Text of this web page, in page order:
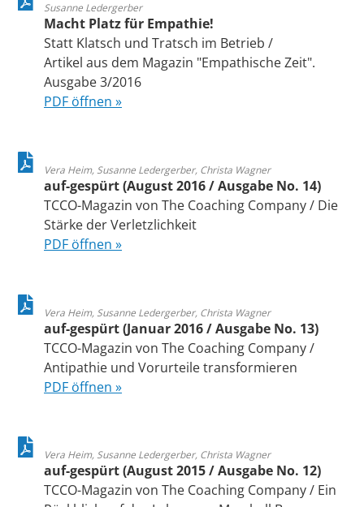
Susanne Ledergerber
Macht Platz für Empathie!
Statt Klatsch und Tratsch im Betrieb /
Artikel aus dem Magazin "Empathische Zeit".
Ausgabe 3/2016
PDF öffnen »
Vera Heim, Susanne Ledergerber, Christa Wagner
auf-gespürt (August 2016 / Ausgabe No. 14)
TCCO-Magazin von The Coaching Company / Die
Stärke der Verletzlichkeit
PDF öffnen »
Vera Heim, Susanne Ledergerber, Christa Wagner
auf-gespürt (Januar 2016 / Ausgabe No. 13)
TCCO-Magazin von The Coaching Company /
Antipathie und Vorurteile transformieren
PDF öffnen »
Vera Heim, Susanne Ledergerber, Christa Wagner
auf-gespürt (August 2015 / Ausgabe No. 12)
TCCO-Magazin von The Coaching Company / Ein